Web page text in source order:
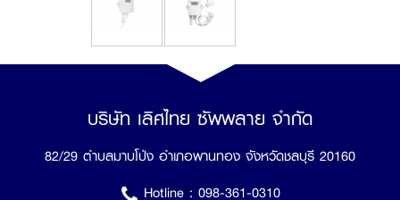
บริษัท เลิศไทย ซัพพลาย จำกัด
82/29 ตำบลมาบโป่ง อำเภอพานทอง จังหวัดชลบุรี 20160
Hotline : 098-361-0310